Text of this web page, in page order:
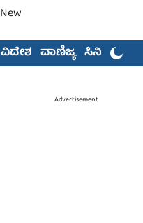
ವಿದೇಶ ವಾಣಿಜ್ಯ ಸಿನಿಮಾ
Advertisement